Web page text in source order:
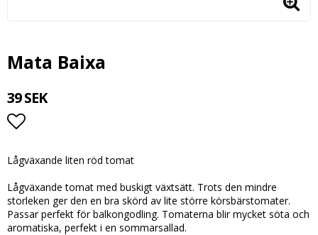
Mata Baixa
39 SEK
Lägg till i favoritlistan
Lågväxande liten röd tomat
Lågväxande tomat med buskigt växtsätt. Trots den mindre
storleken ger den en bra skörd av lite större körsbärstomater.
Passar perfekt för balkongodling. Tomaterna blir mycket söta och
aromatiska, perfekt i en sommarsallad.